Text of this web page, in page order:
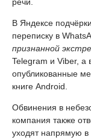
речи.
В Яндексе
переписку в
признанной
Telegram и Viber, а
опубликованные
книге Android.
Обвинения в
компания также
уходят напрямую в